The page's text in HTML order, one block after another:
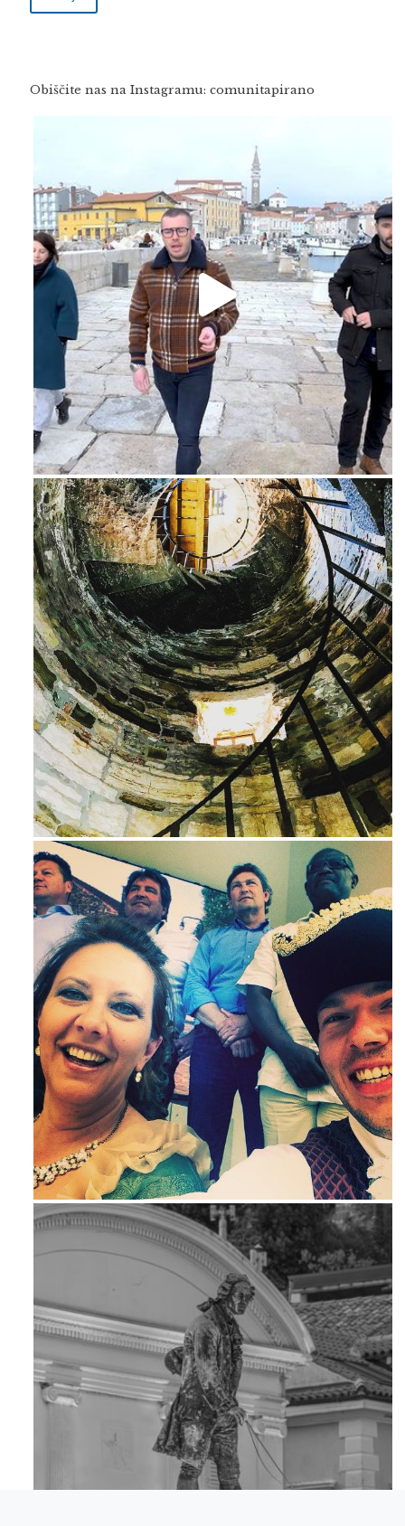
Obiščite nas na Instagramu: comunitapirano
Feb 16
Avg 3
Maj 23